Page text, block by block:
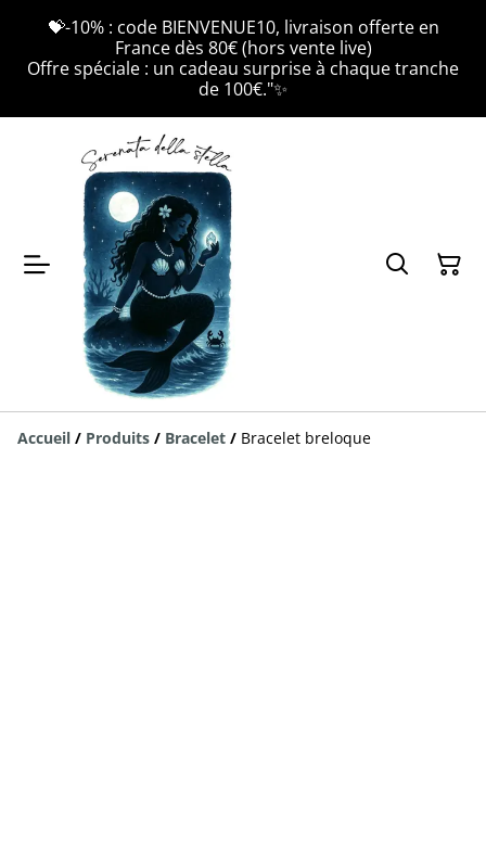
💝-10% : code BIENVENUE10, livraison offerte en
France dès 80€ (hors vente live)
Offre spéciale : un cadeau surprise à chaque tranche
de 100€."✨
Accueil / Produits / Bracelet / Bracelet breloque